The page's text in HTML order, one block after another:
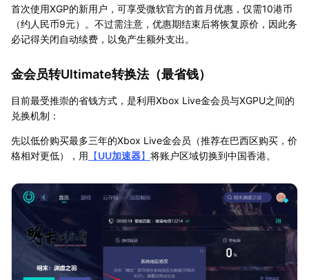
首次使用XGP的新用户，可享受微软官方的首月优惠，仅需10港币
（约人民币9元）。不过需注意，优惠期结束后将恢复原价，因此务
必记得关闭自动续费，以免产生额外支出。
金会员转Ultimate转换法（最省钱）
目前最受推崇的省钱方式，是利用Xbox Live金会员与XGPU之间的
兑换机制：
先以低价购买最多三年的Xbox Live金会员（推荐在巴西区购买，价
格相对更低），用 【UU加速器】 将账户区域切换到中国香港。